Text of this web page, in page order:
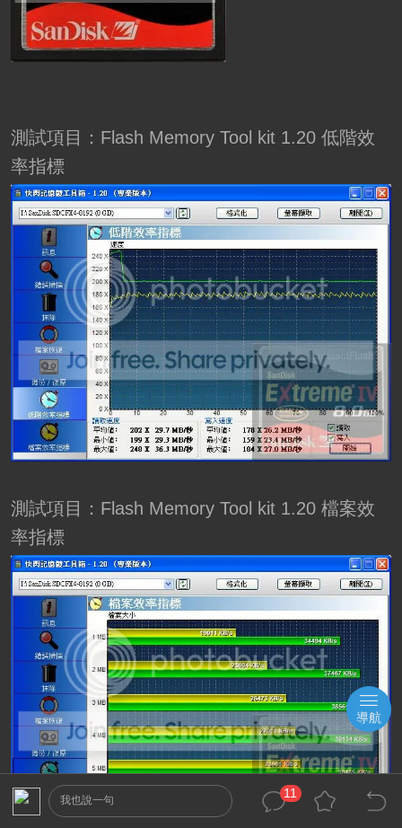
測試項目：Flash Memory Tool kit 1.20 低階效
率指標
測試項目：Flash Memory Tool kit 1.20 檔案效
率指標
我也說一句
11
導航